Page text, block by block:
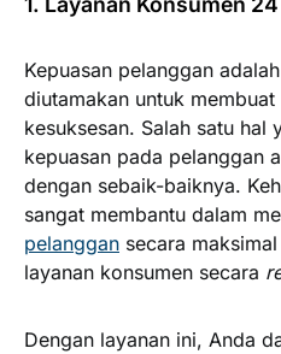
Kepuasan pelanggan
diutamakan untuk
kesuksesan. Salah satu hal
kepuasan pada pelanggan
dengan sebaik-baiknya.
sangat membantu dalam
pelanggan secara
layanan konsumen secara
Dengan layanan ini, Anda